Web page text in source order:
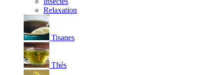
Relaxation
Tisanes
Thés